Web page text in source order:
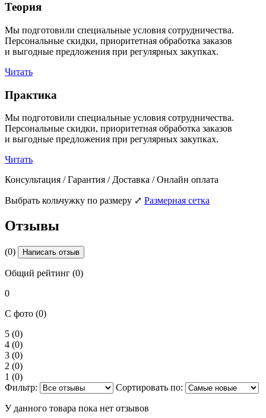
Теория
Мы подготовили специальные условия сотрудничества.
Персональные скидки, приоритетная обработка заказов
и выгодные предложения при регулярных закупках.
Читать
Практика
Мы подготовили специальные условия сотрудничества.
Персональные скидки, приоритетная обработка заказов
и выгодные предложения при регулярных закупках.
Читать
Консультация / Гарантия / Доставка / Онлайн оплата
Выбрать кольчужку по размеру ⤢ Размерная сетка
Отзывы
(0) Написать отзыв
Общий рейтинг (0)
0
С фото (0)
5 (0)
4 (0)
3 (0)
2 (0)
1 (0)
Фильтр:
Сортировать по:
У данного товара пока нет отзывов